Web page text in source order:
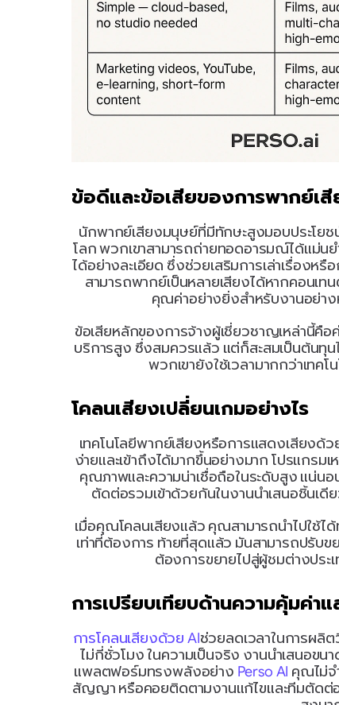
ข้อดีและข้อเสียของการพากย์เ
นักพากย์เสียงมนุษย์ที่มีทักษะสูงมอบประโยช
โลก พวกเขาสามารถถ่ายทอดอารมณ์ได้แม่น
ได้อย่างละเอียด ซึ่งช่วยเสริมการเล่าเรื่องห
สามารถพากย์เป็นหลายเสียงได้หากคอนเ
คุณค่าอย่างยิ่งสำหรับงานอย่า
ข้อเสียหลักของการจ้างผู้เชี่ยวชาญเหล่านี้คือ
บริการสูง ซึ่งสมควรแล้ว แต่ก็สะสมเป็นต้นทุ
พวกเขายังใช้เวลามากกว่าเทคโ
โคลนเสียงเปลี่ยนเกมอย่างไร
เทคโนโลยีพากย์เสียงหรือการแสดงเสียงด้
ง่ายและเข้าถึงได้มากขึ้นอย่างมาก โปรแกร
คุณภาพและความน่าเชื่อถือในระดับสูง แน่น
ตัดต่อรวมเข้าด้วยกันในงานนำเสนอชิ้นเ
เมื่อคุณโคลนเสียงแล้ว คุณสามารถนำไปใช้ไ
เท่าที่ต้องการ ท้ายที่สุดแล้ว มันสามารถปรับ
ต้องการขยายไปสู่ผู้ชมต่างประ
การเปรียบเทียบด้านความคุ้มค่าแ
การโคลนเสียงด้วย AIช่วยลดเวลาในการผลิ
ไม่กี่ชั่วโมง ในความเป็นจริง งานนำเสนอขน
แพลตฟอร์มทรงพลังอย่าง Perso AI คุณไม่จ
สัญญา หรือคอยติดตามงานแก้ไขและทีมตัดต่อ